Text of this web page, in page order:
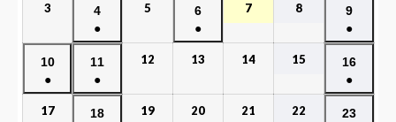
3
4
●
5
6
●
7 8
9
●
10
●
11
●
12 13 14 15
16
●
17
18
19 20 21 22
23